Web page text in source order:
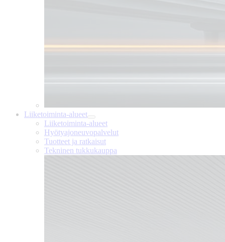
Liiketoiminta-alueet
Liiketoiminta-alueet
Hyötyajoneuvopalvelut
Tuotteet ja ratkaisut
Tekninen tukkukauppa